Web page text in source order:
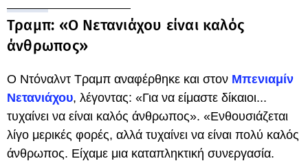
Τραμπ: «Ο Νετανιάχου είναι καλός
άνθρωπος»
Ο Ντόναλντ Τραμπ αναφέρθηκε και στον Μπενιαμίν
Νετανιάχου, λέγοντας: «Για να είμαστε δίκαιοι...
τυχαίνει να είναι καλός άνθρωπος». «Ενθουσιάζεται
λίγο μερικές φορές, αλλά τυχαίνει να είναι πολύ καλός
άνθρωπος. Είχαμε μια καταπληκτική συνεργασία.